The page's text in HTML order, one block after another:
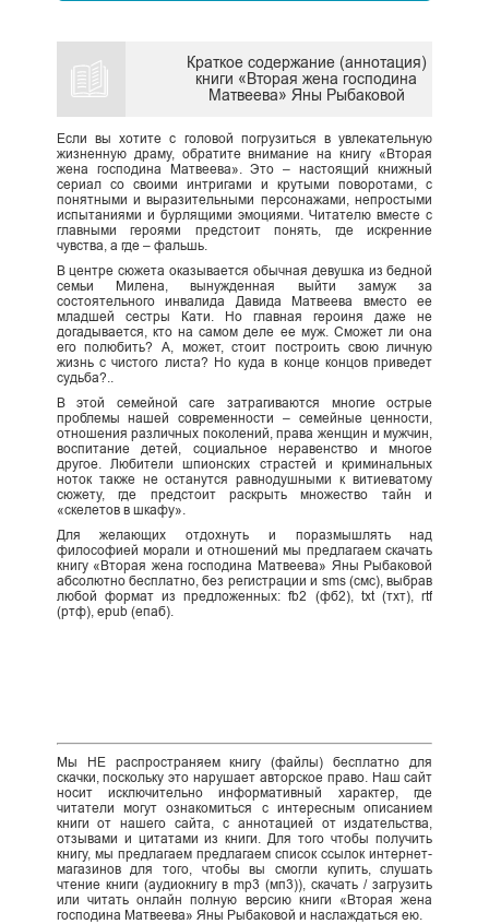
Краткое содержание (аннотация)
книги «Вторая жена господина
Матвеева» Яны Рыбаковой
Если вы хотите с головой погрузиться в увлекательную
жизненную драму, обратите внимание на книгу «Вторая
жена господина Матвеева». Это – настоящий книжный
сериал со своими интригами и крутыми поворотами, с
понятными и выразительными персонажами, непростыми
испытаниями и бурлящими эмоциями. Читателю вместе с
главными героями предстоит понять, где искренние
чувства, а где – фальшь.
В центре сюжета оказывается обычная девушка из бедной
семьи Милена, вынужденная выйти замуж за
состоятельного инвалида Давида Матвеева вместо ее
младшей сестры Кати. Но главная героиня даже не
догадывается, кто на самом деле ее муж. Сможет ли она
его полюбить? А, может, стоит построить свою личную
жизнь с чистого листа? Но куда в конце концов приведет
судьба?..
В этой семейной саге затрагиваются многие острые
проблемы нашей современности – семейные ценности,
отношения различных поколений, права женщин и мужчин,
воспитание детей, социальное неравенство и многое
другое. Любители шпионских страстей и криминальных
ноток также не останутся равнодушными к витиеватому
сюжету, где предстоит раскрыть множество тайн и
«скелетов в шкафу».
Для желающих отдохнуть и поразмышлять над
философией морали и отношений мы предлагаем скачать
книгу «Вторая жена господина Матвеева» Яны Рыбаковой
абсолютно бесплатно, без регистрации и sms (смс), выбрав
любой формат из предложенных: fb2 (фб2), txt (тхт), rtf
(ртф), epub (епаб).
Мы НЕ распространяем книгу (файлы) бесплатно для
скачки, поскольку это нарушает авторское право. Наш сайт
носит исключительно информативный характер, где
читатели могут ознакомиться с интересным описанием
книги от нашего сайта, с аннотацией от издательства,
отзывами и цитатами из книги. Для того чтобы получить
книгу, мы предлагаем предлагаем список ссылок интернет-
магазинов для того, чтобы вы смогли купить, слушать
чтение книги (аудиокнигу в mp3 (мп3)), скачать / загрузить
или читать онлайн полную версию книги «Вторая жена
господина Матвеева» Яны Рыбаковой и наслаждаться ею.